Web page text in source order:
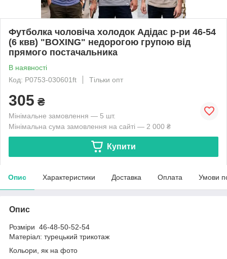
Футболка чоловіча холодок Адідас р-ри 46-54
(6 квв) "BOXING" недорогою групою від
прямого постачальника
В наявності
Код: P0753-030601ft
Тільки опт
305 ₴
Мінімальне замовлення — 5 шт.
Мінімальна сума замовлення на сайті — 2 000 ₴
Купити
Опис Характеристики Доставка Оплата Умови
Опис
Розміри 46-48-50-52-54
Матеріал: турецький трикотаж
Кольори, як на фото